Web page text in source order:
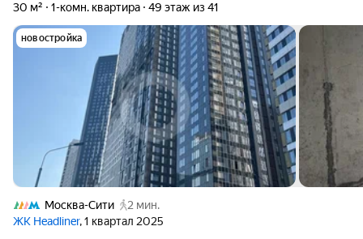
30 м² 1-комн. квартира 49 этаж из 41
новостройка
Москва-Сити
2 мин.
ЖК Headliner, 1 квартал 2025